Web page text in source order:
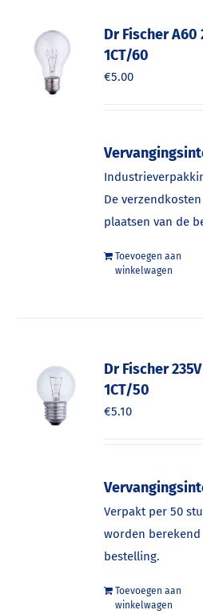
Dr Fischer A60
1CT/60
€5.00
De
plaatsen van de
Toevoegen aan
winkelwagen
Dr Fischer
1CT/50
€5.10
Verpakt per 50
worden
bestelling.
Toevoegen aan
winkelwagen